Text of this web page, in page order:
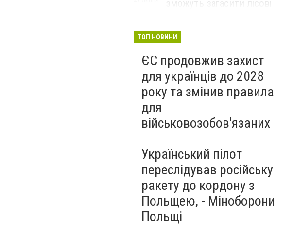
ТОП НОВИНИ
ЄС продовжив захист
для українців до 2028
року та змінив правила
для
військовозобов'язаних
Український пілот
переслідував російську
ракету до кордону з
Польщею, - Міноборони
Польщі